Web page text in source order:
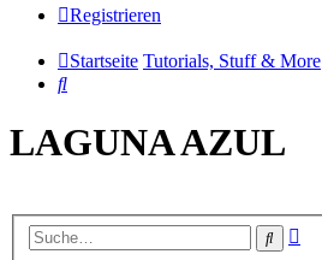
Registrieren
Startseite Tutorials, Stuff & More
Suche
LAGUNA AZUL
Suche